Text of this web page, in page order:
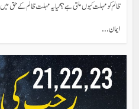
ظالم کو مہلت کیوں ملتی ہے؟ کیا یہ مہلت ظالم کے حق
ایمان...